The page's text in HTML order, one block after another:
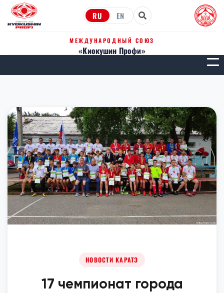
RU EN
МЕЖДУНАРОДНЫЙ СОЮЗ
«Киокушин Профи»
НОВОСТИ КАРАТЭ
17 чемпионат города